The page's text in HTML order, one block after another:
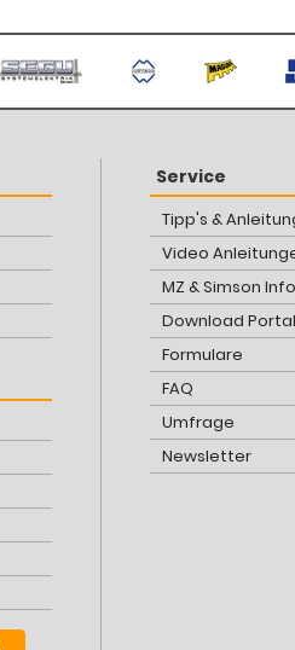
Service
Tipp's &
Video
MZ & Simson
Download Portal
Formulare
FAQ
Umfrage
Newsletter